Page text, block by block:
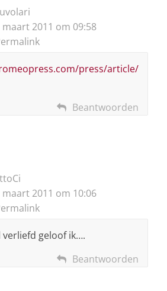
maart 2011 om 09:58
press/article/
Beantwoorden
maart 2011 om 10:06
verliefd geloof ik….
Beantwoorden